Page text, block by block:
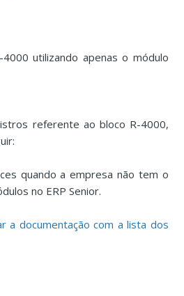
utilizando apenas o módulo
referente ao bloco R-4000,
quando a empresa não tem o
no ERP Senior.
a documentação com a lista dos